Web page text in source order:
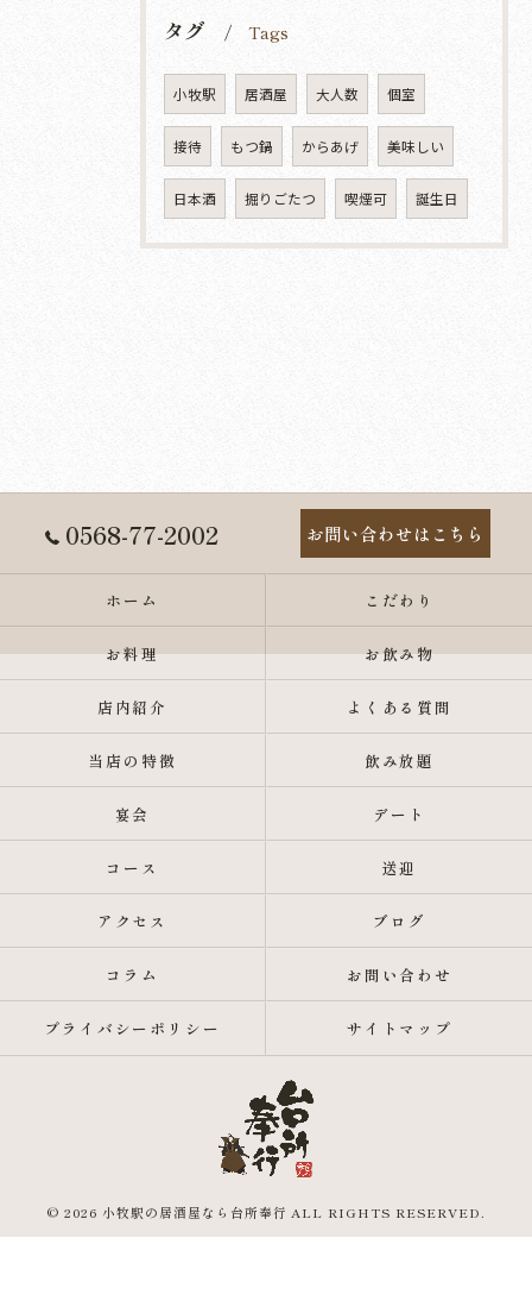
タグ Tags
小牧駅 居酒屋 大人数 個室
接待 もつ鍋 からあげ 美味しい
日本酒 掘りごたつ 喫煙可 誕生日
0568-77-2002 お問い合わせはこちら
ホーム こだわり
お料理 お飲み物
店内紹介 よくある質問
当店の特徴 飲み放題
宴会 デート
コース 送迎
アクセス ブログ
コラム お問い合わせ
プライバシーポリシー サイトマップ
© 2026 小牧駅の居酒屋なら台所奉行 ALL RIGHTS RESERVED.